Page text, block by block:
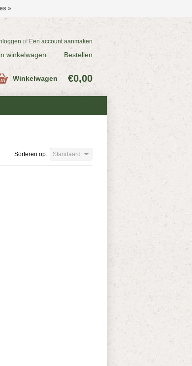
of Een account aanmaken
winkelwagen Bestellen
Winkelwagen €0,00
Sorteren op: Standaard
»